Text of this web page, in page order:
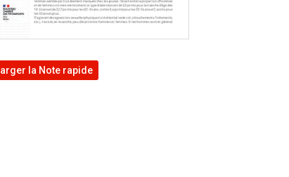
la Note rapide